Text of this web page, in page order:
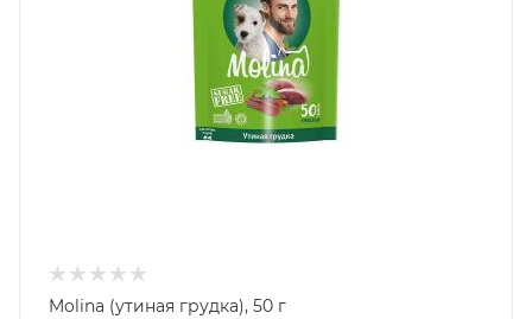
Molina (утиная грудка), 50 г